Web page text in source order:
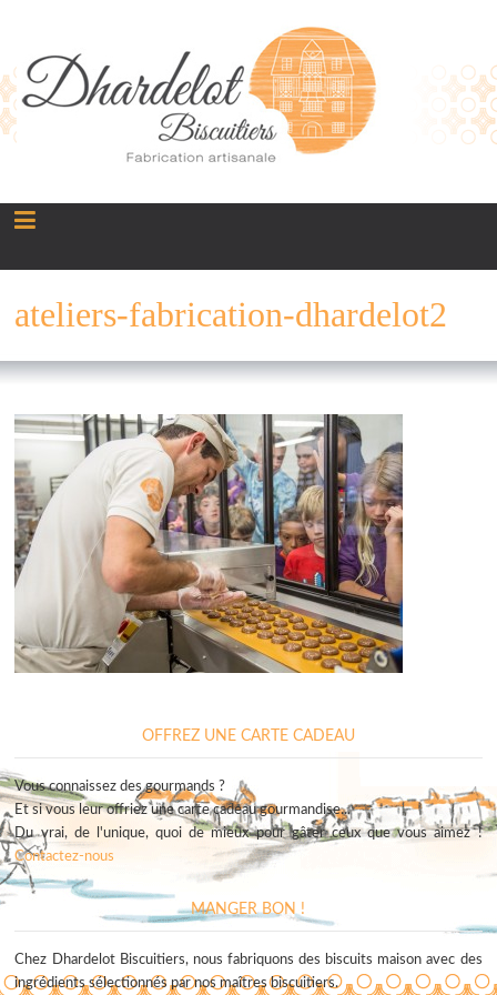
ateliers-fabrication-dhardelot2
OFFREZ UNE CARTE CADEAU
Vous connaissez des gourmands ?
Et si vous leur offriez une carte cadeau gourmandise...
Du vrai, de l'unique, quoi de mieux pour gâter ceux que vous aimez !
Contactez-nous
MANGER BON !
Chez Dhardelot Biscuitiers, nous fabriquons des biscuits maison avec des
ingrédients sélectionnés par nos maîtres biscuitiers.